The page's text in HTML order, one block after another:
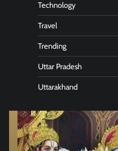
Technology
Travel
Trending
Uttar Pradesh
Uttarakhand